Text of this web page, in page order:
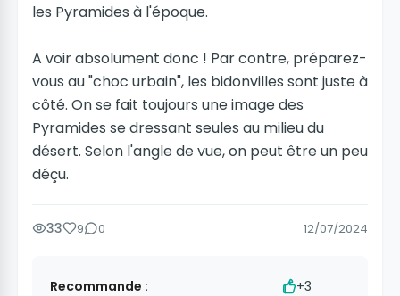
les Pyramides à l'époque.
A voir absolument donc ! Par contre, préparez-
vous au "choc urbain", les bidonvilles sont juste à
côté. On se fait toujours une image des
Pyramides se dressant seules au milieu du
désert. Selon l'angle de vue, on peut être un peu
déçu.
33 9 0 12/07/2024
Recommande :
+3